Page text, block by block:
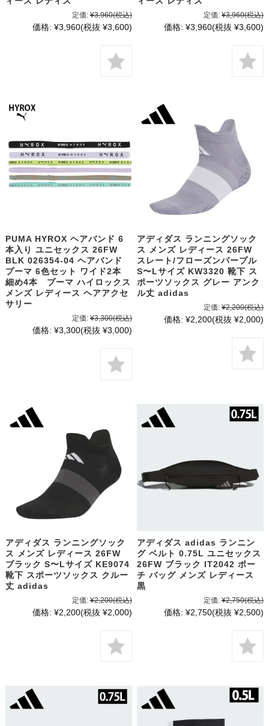
定価: ¥3,960(税込)
価格: ¥3,960(税抜 ¥3,600)
定価: ¥3,960(税込)
価格: ¥3,960(税抜 ¥3,600)
PUMA HYROX ヘアバンド 6
本入り ユニセックス 26FW
BLK 026354-04 ヘアバンド
プーマ 6色セット ワイド2本
細め4本 プーマ ハイロックス
メンズ レディース ヘアアクセ
サリー
定価: ¥3,300(税込)
価格: ¥3,300(税抜 ¥3,000)
アディダス ランニングソック
ス メンズ レディース 26FW
スレート/フローズンパープル
S〜Lサイズ KW3320 靴下 ス
ポーツソックス グレー アンク
ル丈 adidas
定価: ¥2,200(税込)
価格: ¥2,200(税抜 ¥2,000)
アディダス ランニングソック
ス メンズ レディース 26FW
ブラック S〜Lサイズ KE9074
靴下 スポーツソックス クルー
丈 adidas
定価: ¥2,200(税込)
価格: ¥2,200(税抜 ¥2,000)
アディダス adidas ランニン
グ ベルト 0.75L ユニセックス
26FW ブラック IT2042 ポー
チ バッグ メンズ レディース
黒
定価: ¥2,750(税込)
価格: ¥2,750(税抜 ¥2,500)